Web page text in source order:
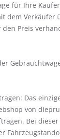
für Ihre
dem Verkäufer
Preis
Das
von
Bei